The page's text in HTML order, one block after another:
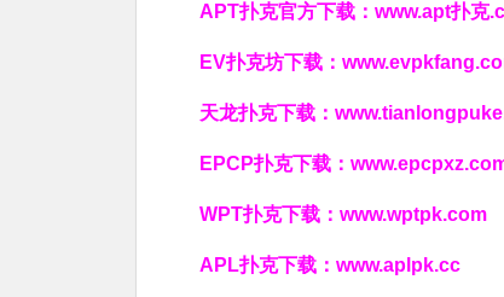
APT扑克官方下载： www.apt扑克
EV扑克坊下载：
天龙扑克下载：
EPCP扑克下载：
WPT扑克下载： www.wptpk.com
APL扑克下载： www.aplpk.cc